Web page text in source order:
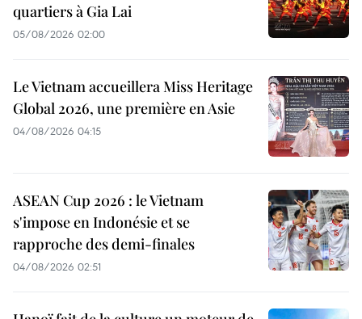
quartiers à Gia Lai
05/08/2026 02:00
Le Vietnam accueillera Miss Heritage
Global 2026, une première en Asie
04/08/2026 04:15
ASEAN Cup 2026 : le Vietnam
s'impose en Indonésie et se
rapproche des demi-finales
04/08/2026 02:51